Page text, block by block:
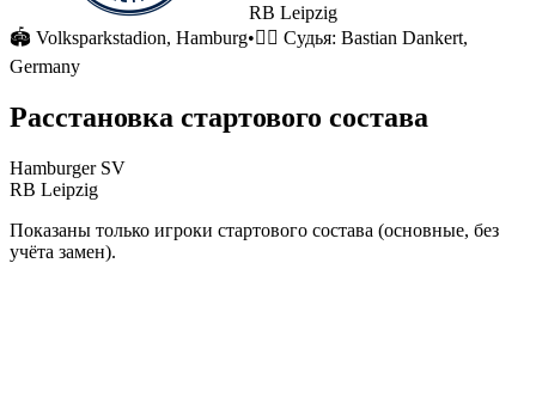
RB Leipzig
🏟 Volksparkstadion, Hamburg•🧑‍⚖️ Судья: Bastian Dankert,
Germany
Расстановка стартового состава
Hamburger SV
RB Leipzig
Показаны только игроки стартового состава (основные, без
учёта замен).